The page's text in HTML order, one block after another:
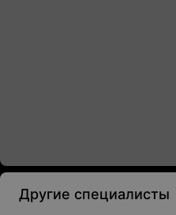
Другие специалисты